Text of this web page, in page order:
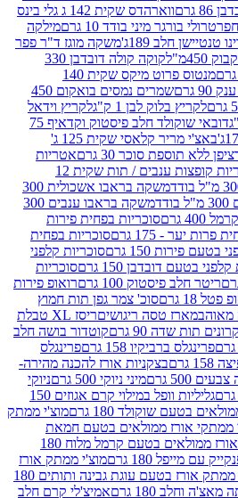
ווארהדס שקית 142 ג גלי בינס
מיני בודד 10 גרם
מילקה
משקה מוגז ד"ר פפר
קוקה קולה דובדבן 330
מנטוס פרוט מיקס שקית 140
שמרים נמסים בואקום 450
לבן 1 ק"ג
לקריץ וידאל
דובאי שוקולד חלב פיסטוק וקדאיף 75
באצ'י מריר קלאסי שקית 125 ג'
סוכר 30 גרם
אטריות
צמר גפן עם סוכריות קופצות ענבים / תות שקית 12
משקה בראבו אשכולית 300
משקה בראבו ענבים 300
סוכריות בפחית פירות
גרם
סוכריות בפחית
גרם
סוכריות קלפני
150 גרם
סוכריות
100 גרם
רואופ פירות
סוכ' צמר גפן תות חמוץ
טסה ריגושים
ריסז XL טבלת
גרם
קוטדור בושה חלב
158 גרם
פרינגלס
בצקניות אורז להכנה מהירה-
מיני ניוקי 500 גרם
ניוקי
גליליות וופל במילוי קרם אגוזים 150
180 גרם
מוצ'י ממתק
ממולאים בטעם חמאת
מוצ'י ממתקי אורז ממולאים בטעם קרמל מלוח 180
גרם
מוצ'י ממתק אורז
מוצ'י ממתק אורז בטעם עוגת גבינה ותותים 180
אמיצ'לי קרם חלב